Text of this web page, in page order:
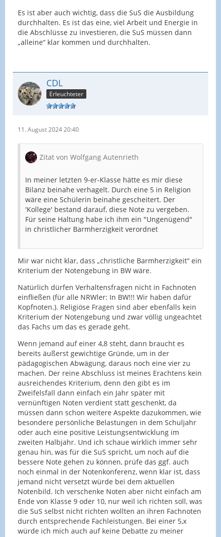
Es ist aber auch wichtig, dass die SuS die Ausbildung
durchhalten. Es ist das eine, viel Arbeit und Energie in
die Abschlüsse zu investieren, die SuS müssen dann
„alleine“ klar kommen und durchhalten.
CDL
Erleuchteter
11. August 2024 20:40
Zitat von Wolfgang Autenrieth
In meiner letzten 9-er-Klasse hätte es mir diese
Bilanz beinahe verhagelt. Durch eine 5 in Religion
wäre eine Schülerin beinahe gescheitert. Der
'Kollege' bestand darauf, diese Note zu vergeben.
Für seine Haltung habe ich ihm ein "Ungenügend"
in christlicher Barmherzigkeit verordnet
Mir war nicht klar, dass „christliche Barmherzigkeit“ ein
Kriterium der Notengebung in BW wäre.
Natürlich dürfen Verhaltensfragen nicht in Fachnoten
einfließen (für alle NRWler: In BW!!! Wir haben dafür
Kopfnoten.). Religiöse Fragen sind aber ebenfalls kein
Kriterium der Notengebung und zwar völlig ungeachtet
das Fachs um das es gerade geht.
Wenn jemand auf einer 4,8 steht, dann braucht es
bereits äußerst gewichtige Gründe, um in der
pädagogischen Abwägung, daraus noch eine vier zu
machen. Der reine Abschluss ist meines Erachtens kein
ausreichendes Kriterium, denn den gibt es im
Zweifelsfall dann einfach ein Jahr später mit
vernünftigen Noten verdient statt geschenkt, da
müssen dann schon weitere Aspekte dazukommen, wie
besondere persönliche Belastungen in dem Schuljahr
oder auch eine positive Leistungsentwicklung im
zweiten Halbjahr. Und ich schaue wirklich immer sehr
genau hin, was für die SuS spricht, um noch auf die
bessere Note gehen zu können, prüfe das ggf. auch
noch einmal in der Notenkonferenz, wenn klar ist, dass
jemand nicht versetzt würde bei dem aktuellen
Notenbild. Ich verschenke Noten aber nicht einfach am
Ende von Klasse 9 oder 10, nur weil ich richten soll, was
die SuS selbst nicht richten wollten an ihren Fachnoten
durch entsprechende Fachleistungen. Bei einer 5,x
würde ich mich auch auf keine Debatte zu meiner